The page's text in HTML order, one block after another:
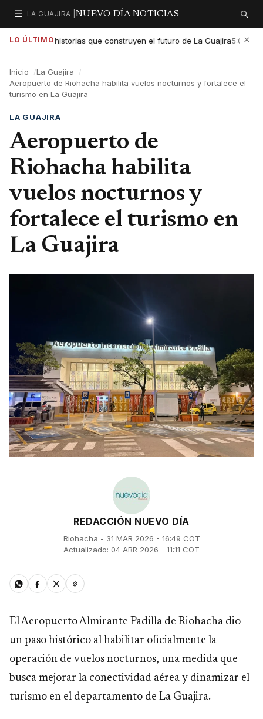
☰
Secciones
LA GUAJIRA | NUEVO DÍA NOTICIAS Buscar
LO ÚLTIMOlas historias que construyen el futuro de La Guajira5:01 PM
×
Inicio
La Guajira
Aeropuerto de Riohacha habilita vuelos nocturnos y fortalece el
turismo en La Guajira
LA GUAJIRA
Aeropuerto de
Riohacha habilita
vuelos nocturnos y
fortalece el turismo en
La Guajira
REDACCIÓN NUEVO DÍA
Riohacha - 31 MAR 2026 - 16:49 COT
Actualizado: 04 ABR 2026 - 11:11 COT
El Aeropuerto Almirante Padilla de Riohacha dio
un paso histórico al habilitar oficialmente la
operación de vuelos nocturnos, una medida que
busca mejorar la conectividad aérea y dinamizar el
turismo en el departamento de La Guajira.